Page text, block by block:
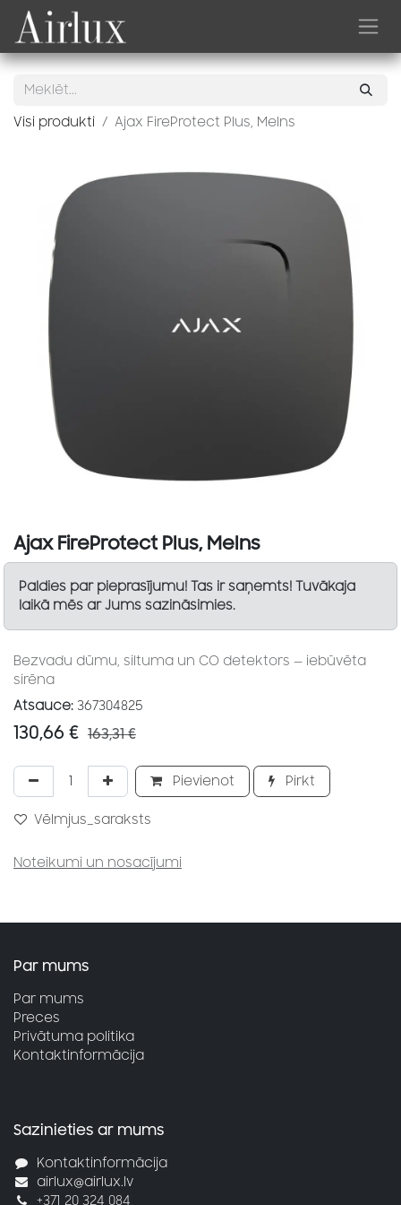
Skip to Content
Visi produkti Ajax FireProtect Plus, Melns
Ajax FireProtect Plus, Melns
Paldies par pieprasījumu! Tas ir saņemts! Tuvākaja
laikā mēs ar Jums sazināsimies.
Bezvadu dūmu, siltuma un CO detektors — iebūvēta
sirēna
Atsauce: 367304825
130,66 € 163,31€
Pievienot Pirkt
Vēlmjus_saraksts
Noteikumi un nosacījumi
Par mums
Par mums
Preces
Privātuma politika
Kontaktinformācija
Sazinieties ar mums
Kontaktinformācija
airlux@airlux.lv
+371 20 324 084